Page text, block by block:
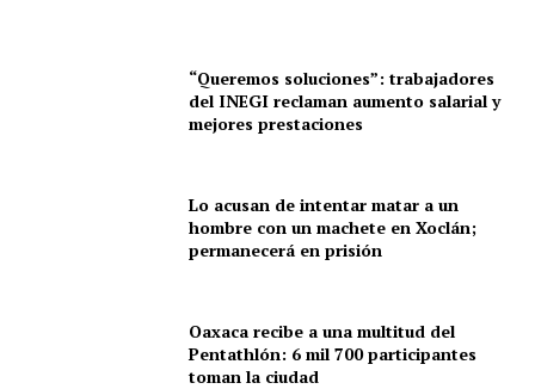
“Queremos soluciones”: trabajadores
del INEGI reclaman aumento salarial y
mejores prestaciones
Lo acusan de intentar matar a un
hombre con un machete en Xoclán;
permanecerá en prisión
Oaxaca recibe a una multitud del
Pentathlón: 6 mil 700 participantes
toman la ciudad